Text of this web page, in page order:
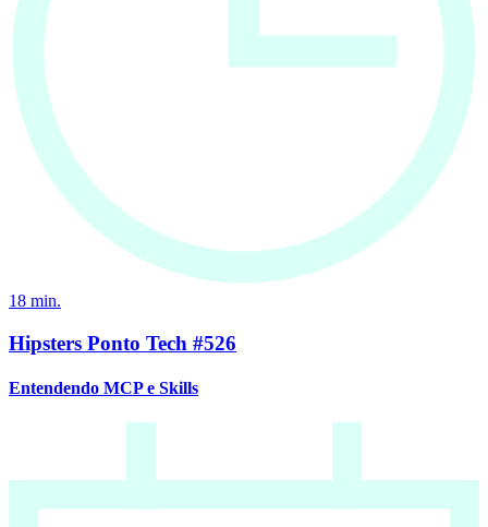
18 min.
Hipsters Ponto Tech #526
Entendendo MCP e Skills